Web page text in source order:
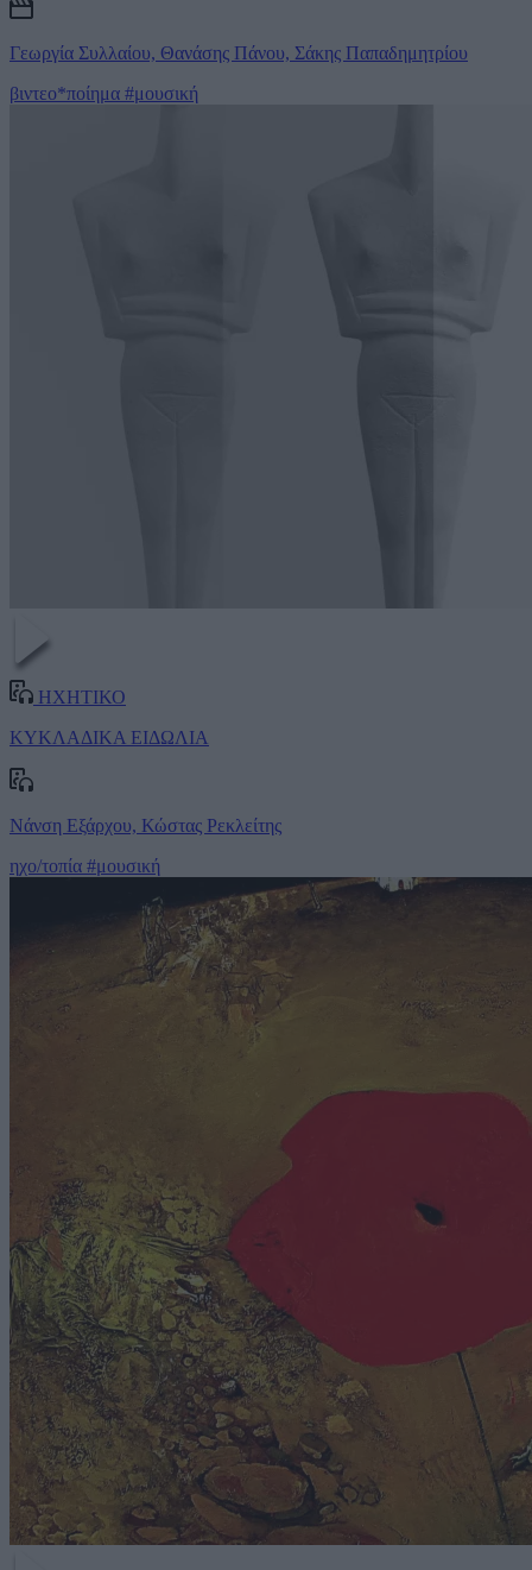
Γεωργία Συλλαίου, Θανάσης Πάνου, Σάκης Παπαδημητρίου
βιντεο*ποίημα #μουσική
ΗΧΗΤΙΚΟ
ΚΥΚΛΑΔΙΚΑ ΕΙΔΩΛΙΑ
Νάνση Εξάρχου, Κώστας Ρεκλείτης
ηχο/τοπία #μουσική